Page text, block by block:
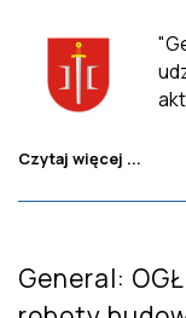
Czytaj więcej ...
General: